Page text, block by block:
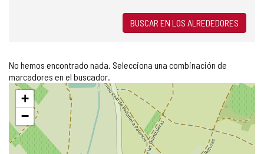
BUSCAR EN LOS ALREDEDORES
No hemos encontrado nada. Selecciona una combinación de
marcadores en el buscador.
Saltar
mapa
+
−